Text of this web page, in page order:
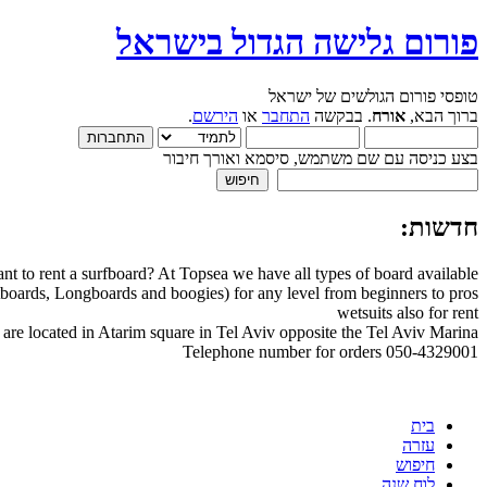
פורום גלישה הגדול בישראל
טופסי פורום הגולשים של ישראל
ברוך הבא, אורח. בבקשה התחבר או הירשם.
בצע כניסה עם שם משתמש, סיסמא ואורך חיבור
חדשות:
to rent a surfboard? At Topsea we have all types of board available
Longboards and boogies) for any level from beginners to pros
wetsuits also for rent
are located in Atarim square in Tel Aviv opposite the Tel Aviv Marina
Telephone number for orders 050-4329001
בית
עזרה
חיפוש